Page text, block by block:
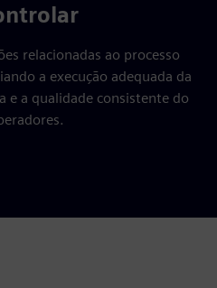
relacionadas ao processo
a execução adequada da
e a qualidade consistente do